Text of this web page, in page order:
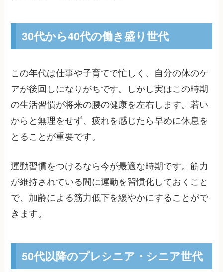
30代から40代の働き盛り世代
この年代は仕事や子育てで忙しく、自分の体のケ
アが後回しになりがちです。しかし実はこの時期
の生活習慣が将来の腰の健康を左右します。若い
からと無理をせず、疲れを感じたら早めに休息を
とることが重要です。
運動習慣をつけるなら今が最適な時期です。筋力
が維持されている間に運動を習慣化しておくこと
で、加齢による筋力低下を緩やかにすることがで
きます。
50代以降のプレシニア・シニア世代